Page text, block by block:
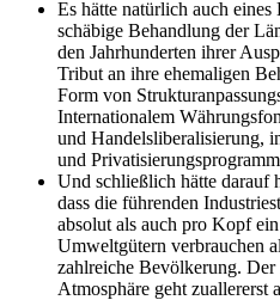
Es hätte natürlich auch
schäbige Behandlung der
den Jahrhunderten ihrer
Tribut an ihre ehemaligen
Form von
Internationalem
und Handelsliberalisierung,
und
Und schließlich hätte darauf
dass die führenden
absolut als auch pro Kopf
Umweltgütern verbrauchen
zahlreiche Bevölkerung.
Atmosphäre geht zuallererst